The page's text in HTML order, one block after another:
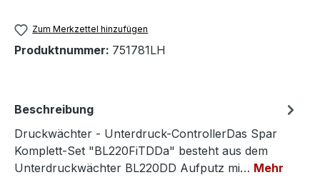
Zum Merkzettel hinzufügen
Produktnummer: 751781LH
Beschreibung
Druckwächter - Unterdruck-ControllerDas Spar
Komplett-Set "BL220FiTDDa" besteht aus dem
Unterdruckwächter BL220DD Aufputz mi… Mehr